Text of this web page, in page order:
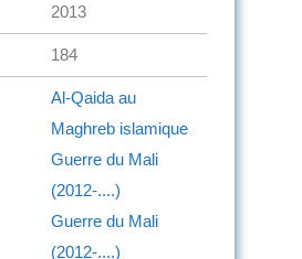
2013
184
Al-Qaida au
Maghreb islamique
Guerre du Mali
(2012-....)
Guerre du Mali
(2012-....)